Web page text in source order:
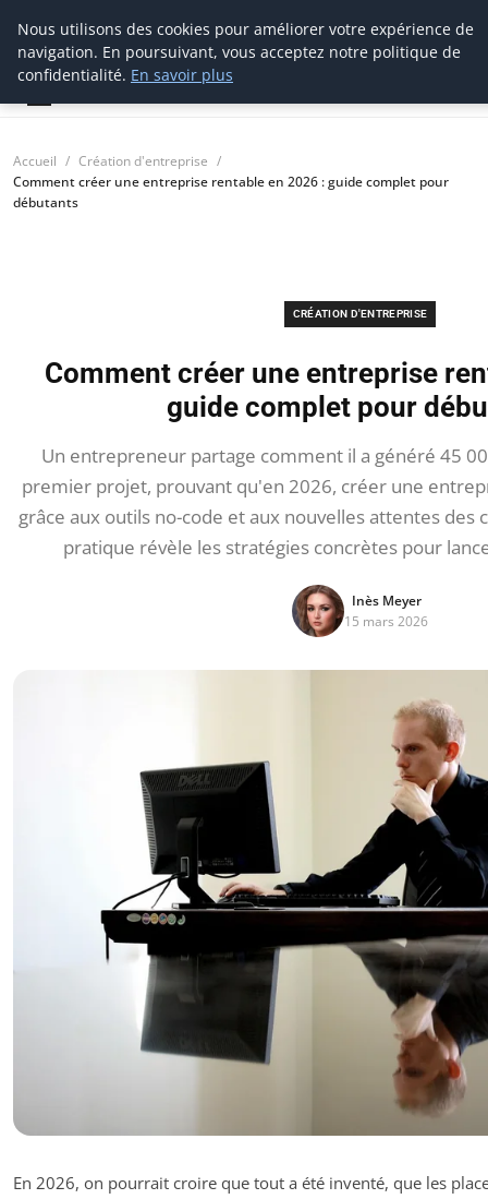
thestorefinder
Trouvez les meilleures adresses business
Accueil
Création d'entreprise
Comment créer une entreprise rentable en 2026 : guide complet pour
débutants
CRÉATION D'ENTREPRISE
Comment créer une entreprise
guide complet pour
Un entrepreneur partage comment il a généré 45
premier projet, prouvant qu'en 2026, créer une
grâce aux outils no-code et aux nouvelles attentes des
pratique révèle les stratégies concrètes pour
Inès Meyer
15 mars 2026
En 2026, on pourrait croire que tout a été inventé, que les
Nous utilisons des cookies pour améliorer votre expérience de
navigation. En poursuivant, vous acceptez notre politique de
confidentialité. En savoir plus